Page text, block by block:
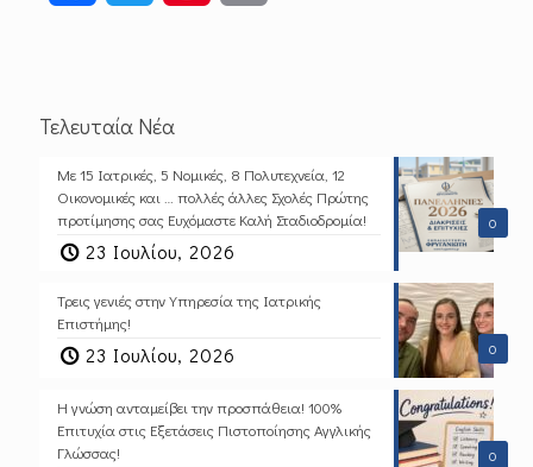
Τελευταία Νέα
0
Με 15 Ιατρικές, 5 Νομικές, 8 Πολυτεχνεία, 12
Οικονομικές και … πολλές άλλες Σχολές Πρώτης
προτίμησης σας Ευχόμαστε Καλή Σταδιοδρομία!
23 Ιουλίου, 2026
0
Τρεις γενιές στην Υπηρεσία της Ιατρικής
Επιστήμης!
23 Ιουλίου, 2026
0
Η γνώση ανταμείβει την προσπάθεια! 100%
Επιτυχία στις Εξετάσεις Πιστοποίησης Αγγλικής
Γλώσσας!